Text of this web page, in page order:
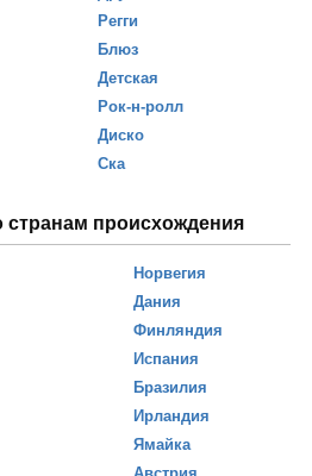
Регги
Блюз
Детская
Рок-н-ролл
Диско
Ска
странам происхождения
Норвегия
Дания
Финляндия
Испания
Бразилия
Ирландия
Ямайка